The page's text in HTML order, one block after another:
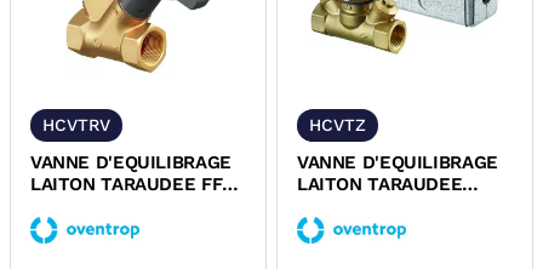
HCVTRV
VANNE D'EQUILIBRAGE
LAITON TARAUDEE FF
OVENTROP
HCVTZ
VANNE D'EQUILIBRAGE
LAITON TARAUDEE
PN16 HYCOCON VTZ...